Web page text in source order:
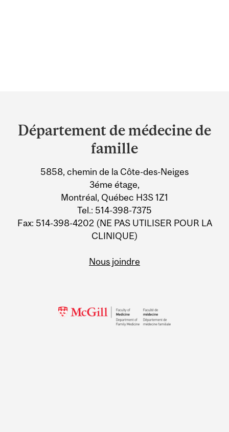
and
University
Information
Département de médecine de
famille
5858, chemin de la Côte-des-Neiges
3éme étage,
Montréal, Québec H3S 1Z1
Tel.: 514-398-7375
Fax: 514-398-4202 (NE PAS UTILISER POUR LA
CLINIQUE)
Nous joindre